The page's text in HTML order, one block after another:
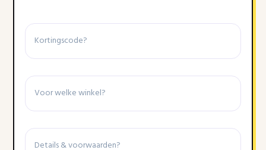
Kortingscode
Winkel
Details